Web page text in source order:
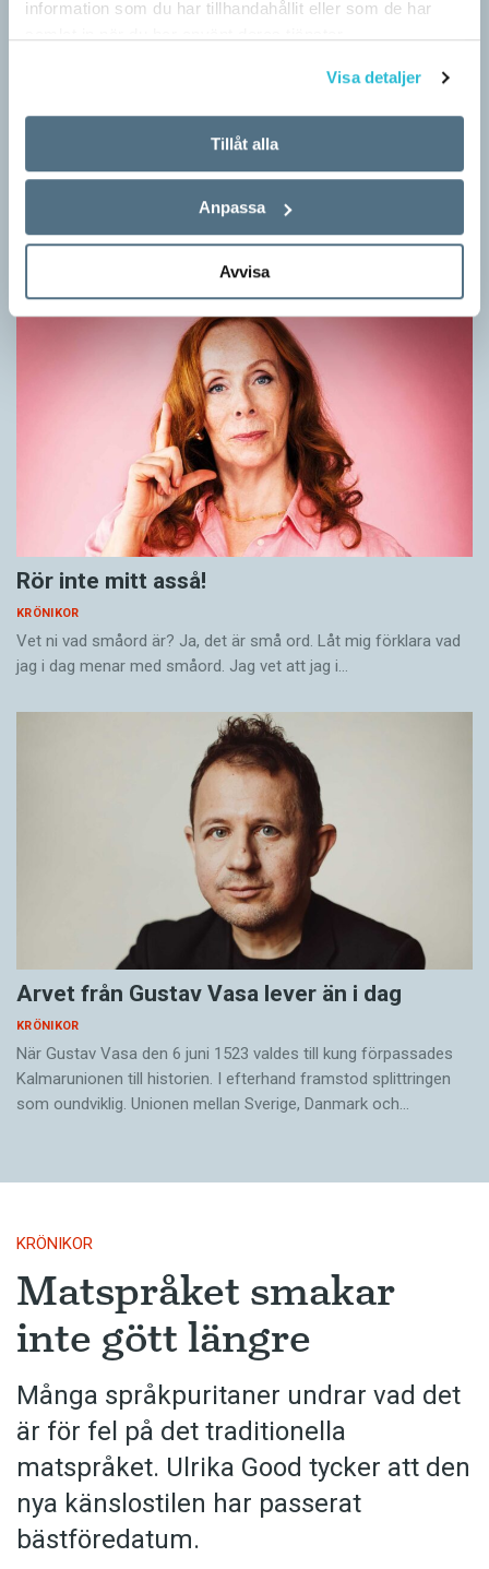
information som du har tillhandahållit eller som de har
Visa detaljer
Tillåt alla
Anpassa
Avvisa
Mesen är ingen fegis
KRÖNIKOR
Sveriges vanligaste vinterfågel är en mes. Alltså ingen fegis
precis och inte heller någon oxe, trots namnet. Att den kallas
för talgoxe beror på att…
Rör inte mitt asså!
KRÖNIKOR
Vet ni vad småord är? Ja, det är små ord. Låt mig förklara vad
jag i dag menar med småord. Jag vet att jag i…
Arvet från Gustav Vasa lever än i dag
KRÖNIKOR
När Gustav Vasa den 6 juni 1523 ­valdes till kung förpassades
Kalmar­unionen till historien. I efterhand framstod splittringen
som ound­viklig. ­Unionen ­mellan Sverige, Danmark och…
KRÖNIKOR
Matspråket smakar
inte gött längre
Många språkpuritaner undrar vad det
är för fel på det traditionella
matspråket. Ulrika Good tycker att den
nya känslostilen har passerat
bästföredatum.